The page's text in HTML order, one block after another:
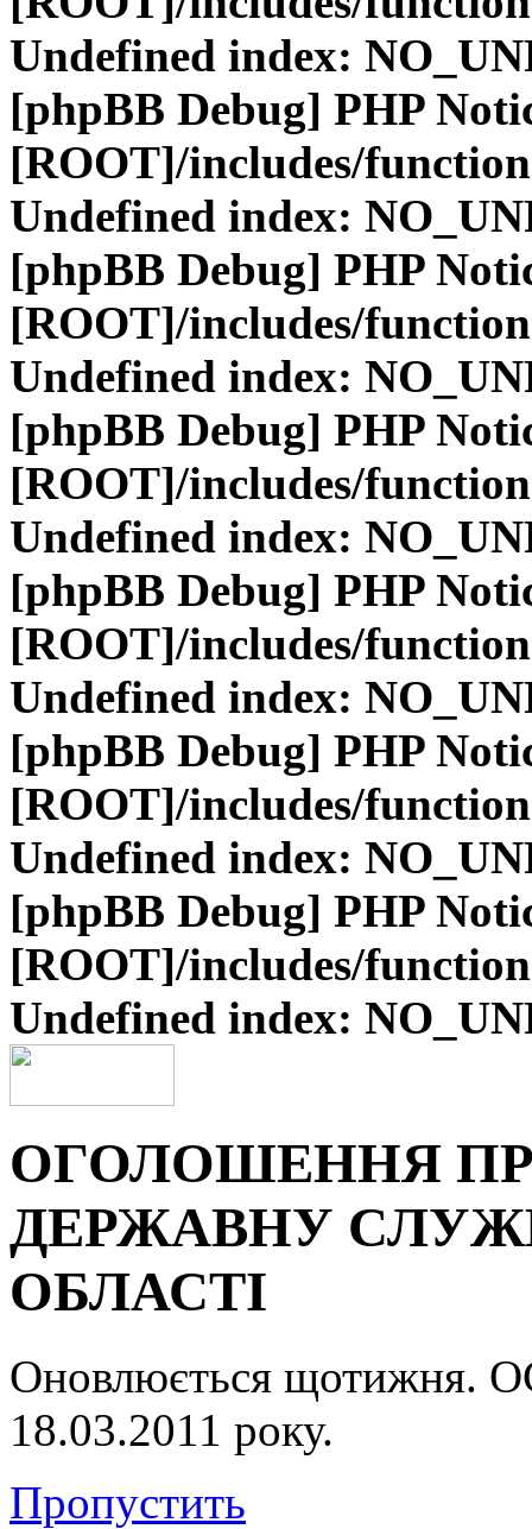
Undefined index:
[phpBB Debug] PHP
[ROOT]/includes/
Undefined index:
[phpBB Debug] PHP
[ROOT]/includes/
Undefined index:
[phpBB Debug] PHP
[ROOT]/includes/
Undefined index:
[phpBB Debug] PHP
[ROOT]/includes/
Undefined index:
[phpBB Debug] PHP
[ROOT]/includes/
Undefined index:
[phpBB Debug] PHP
[ROOT]/includes/
Undefined index:
ОГОЛОШЕННЯ
ДЕРЖАВНУ
ОБЛАСТІ
Оновлюється
18.03.2011 року.
Пропустить